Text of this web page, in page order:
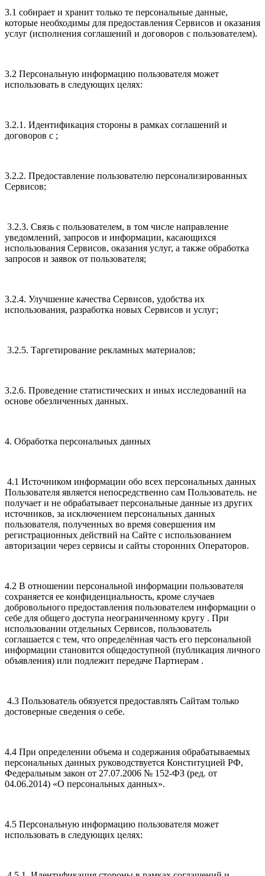
3.1 собирает и хранит только те персональные данные,
которые необходимы для предоставления Сервисов и оказания
услуг (исполнения соглашений и договоров с пользователем).
3.2 Персональную информацию пользователя может
использовать в следующих целях:
3.2.1. Идентификация стороны в рамках соглашений и
договоров с ;
3.2.2. Предоставление пользователю персонализированных
Сервисов;
3.2.3. Связь с пользователем, в том числе направление
уведомлений, запросов и информации, касающихся
использования Сервисов, оказания услуг, а также обработка
запросов и заявок от пользователя;
3.2.4. Улучшение качества Сервисов, удобства их
использования, разработка новых Сервисов и услуг;
3.2.5. Таргетирование рекламных материалов;
3.2.6. Проведение статистических и иных исследований на
основе обезличенных данных.
4. Обработка персональных данных
4.1 Источником информации обо всех персональных данных
Пользователя является непосредственно сам Пользователь. не
получает и не обрабатывает персональные данные из других
источников, за исключением персональных данных
пользователя, полученных во время совершения им
регистрационных действий на Сайте с использованием
авторизации через сервисы и сайты сторонних Операторов.
4.2 В отношении персональной информации пользователя
сохраняется ее конфиденциальность, кроме случаев
добровольного предоставления пользователем информации о
себе для общего доступа неограниченному кругу . При
использовании отдельных Сервисов, пользователь
соглашается с тем, что определённая часть его персональной
информации становится общедоступной (публикация личного
объявления) или подлежит передаче Партнерам .
4.3 Пользователь обязуется предоставлять Сайтам только
достоверные сведения о себе.
4.4 При определении объема и содержания обрабатываемых
персональных данных руководствуется Конституцией РФ,
Федеральным закон от 27.07.2006 № 152-ФЗ (ред. от
04.06.2014) «О персональных данных».
4.5 Персональную информацию пользователя может
использовать в следующих целях: